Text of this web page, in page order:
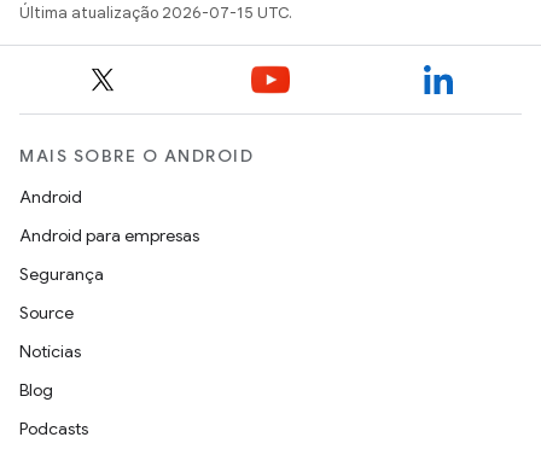
Última atualização 2026-07-15 UTC.
MAIS SOBRE O ANDROID
Android
Android para empresas
Segurança
Source
Notícias
Blog
Podcasts